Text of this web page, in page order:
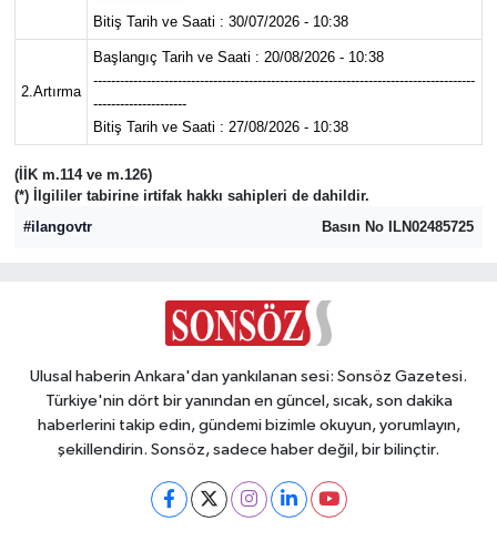
Bitiş Tarih ve Saati : 30/07/2026 - 10:38
2.Artırma
Başlangıç Tarih ve Saati : 20/08/2026 - 10:38
--------------------------------------------------------------------------------------
---------------------
Bitiş Tarih ve Saati : 27/08/2026 - 10:38
(İİK m.114 ve m.126)
(*) İlgililer tabirine irtifak hakkı sahipleri de dahildir.
#ilangovtr
Basın No ILN02485725
Ulusal haberin Ankara'dan yankılanan sesi: Sonsöz Gazetesi.
Türkiye'nin dört bir yanından en güncel, sıcak, son dakika
haberlerini takip edin, gündemi bizimle okuyun, yorumlayın,
şekillendirin. Sonsöz, sadece haber değil, bir bilinçtir.
Magazin
Resmi İlanlar
Sağlık
Seri İlan
Siyaset
Sokak Hayvanlarını Sahiplendirme
Spor